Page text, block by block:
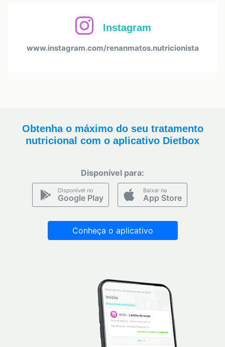
Instagram
www.instagram.com/renanmatos.nutricionista
Obtenha o máximo do seu tratamento
nutricional com o aplicativo Dietbox
Disponível para:
Disponível no
Google Play
Baixar na
App Store
Conheça o aplicativo